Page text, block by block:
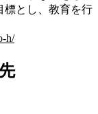
標とし、教育を行
h/